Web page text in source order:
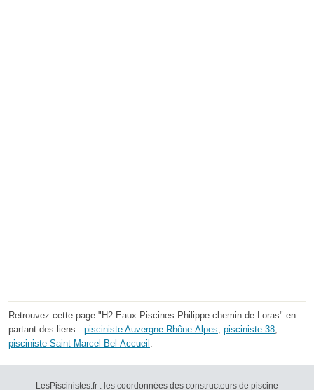
Retrouvez cette page "H2 Eaux Piscines Philippe chemin de Loras" en
partant des liens : pisciniste Auvergne-Rhône-Alpes, pisciniste 38,
pisciniste Saint-Marcel-Bel-Accueil .
LesPiscinistes.fr : les coordonnées des constructeurs de piscine